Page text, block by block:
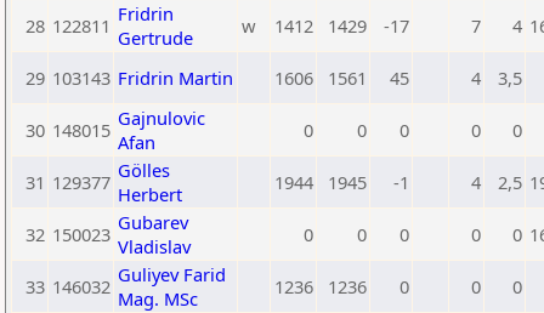
28 122811 Fridrin
Gertrude
w 1412 1429 -17 7 4
29 103143 Fridrin Martin 1606 1561 45 4 3,5
30 148015 Gajnulovic
Afan
0 0 0 0 0
31 129377 Gölles
Herbert
1944 1945 -1 4 2,5
32 150023 Gubarev
Vladislav
0 0 0 0 0
33 146032 Guliyev Farid
Mag. MSc
1236 1236 0 0 0